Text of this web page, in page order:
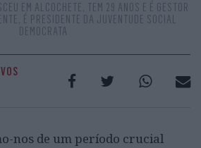
EM ALCOCHETE, TEM 29 ANOS E É GESTOR
É PRESIDENTE DA JUVENTUDE SOCIAL
DEMOCRATA
nos de um período crucial